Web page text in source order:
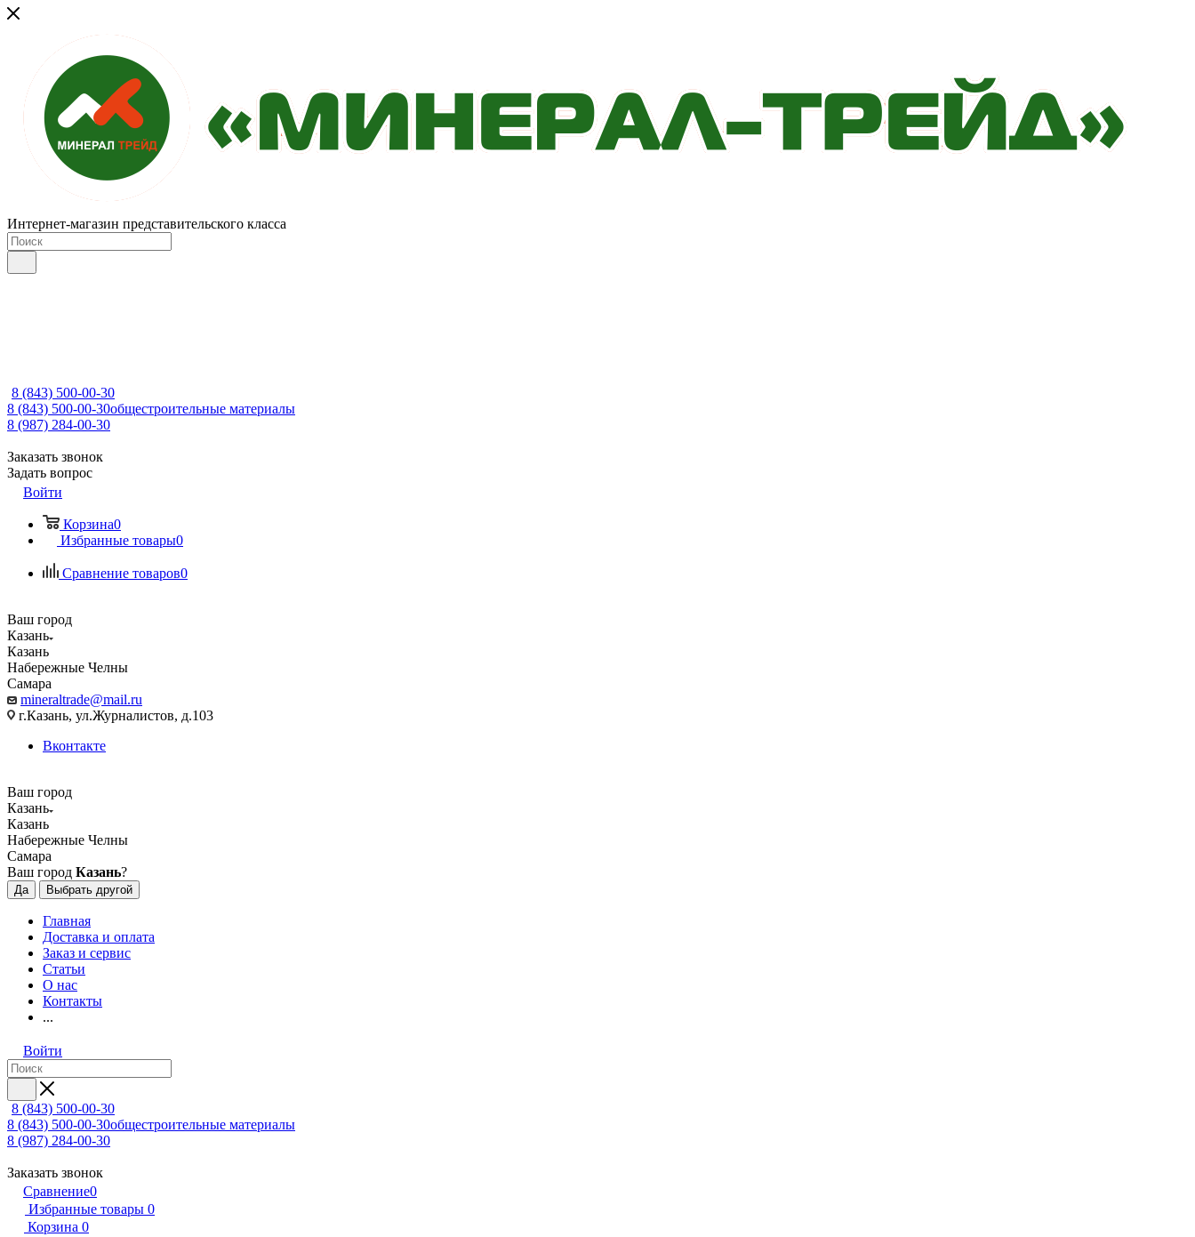
Интернет-магазин представительского класса
8 (843) 500-00-30
8 (843) 500-00-30общестроительные материалы
8 (987) 284-00-30
Заказать звонок
Задать вопрос
Войти
Корзина0
Избранные товары0
Сравнение товаров0
Ваш город
Казань
Казань
Набережные Челны
Самара
mineraltrade@mail.ru
г.Казань, ул.Журналистов, д.103
Вконтакте
Ваш город
Казань
Казань
Набережные Челны
Самара
Ваш город Казань?
Да Выбрать другой
Главная
Доставка и оплата
Заказ и сервис
Статьи
О нас
Контакты
...
Войти
8 (843) 500-00-30
8 (843) 500-00-30общестроительные материалы
8 (987) 284-00-30
Заказать звонок
Сравнение0
Избранные товары 0
Корзина 0